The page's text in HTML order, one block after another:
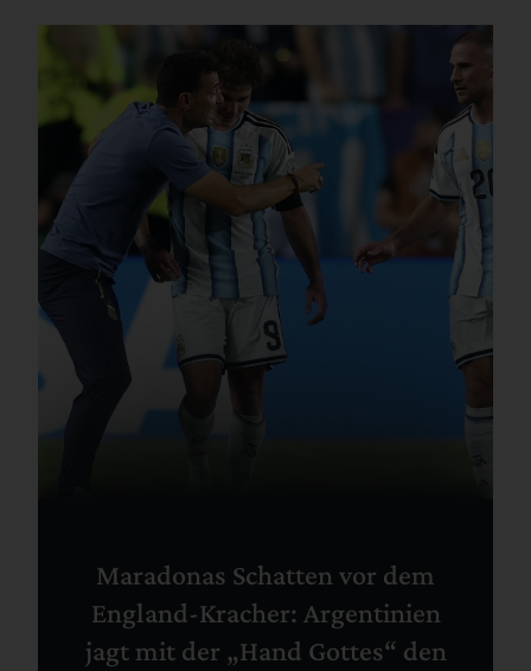
Maradonas Schatten vor dem
England-Kracher: Argentinien
jagt mit der „Hand Gottes“ den